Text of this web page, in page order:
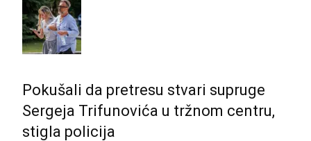
Pokušali da pretresu stvari supruge
Sergeja Trifunovića u tržnom centru,
stigla policija